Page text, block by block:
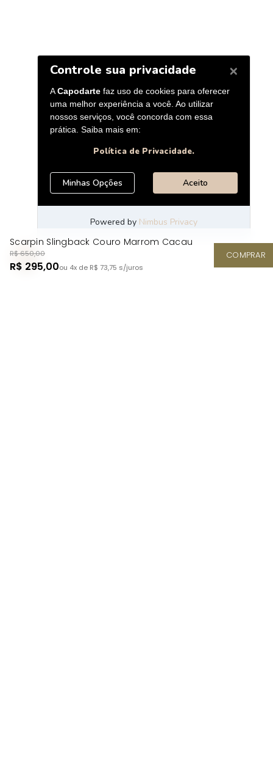
Scarpin Slingback Couro Marrom Cacau
R$ 650,00
R$ 295,00ou 4x de R$ 73,75 s/juros
COMPRAR